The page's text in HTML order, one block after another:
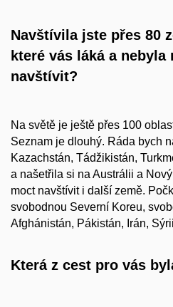
Navštívila jste přes 80
které vás láká a nebyla
navštívit?
Na světě je ještě přes 100
Seznam je dlouhý. Ráda bych
Kazachstán, Tádžikistán,
a našetřila si na Austrálii a
moct navštívit i další země.
svobodnou Severní Koreu,
Afghánistán, Pákistán, Irán,
Která z cest pro vás